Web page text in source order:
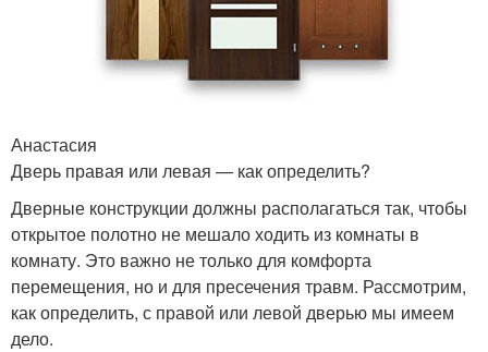
Анастасия
Дверь правая или левая — как определить?
Дверные конструкции должны располагаться так, чтобы
открытое полотно не мешало ходить из комнаты в
комнату. Это важно не только для комфорта
перемещения, но и для пресечения травм. Рассмотрим,
как определить, с правой или левой дверью мы имеем
дело.